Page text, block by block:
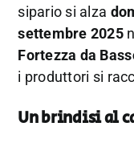
sipario si alza
settembre 2025
Fortezza da
i produttori si
Un brindisi al